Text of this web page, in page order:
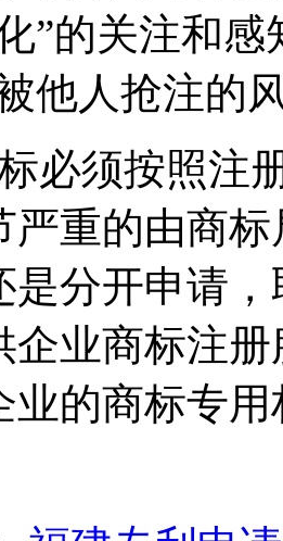
”的关注和
他人抢注的
必须按照注
严重的由商
是分开申请
企业商标注
业的商标专用